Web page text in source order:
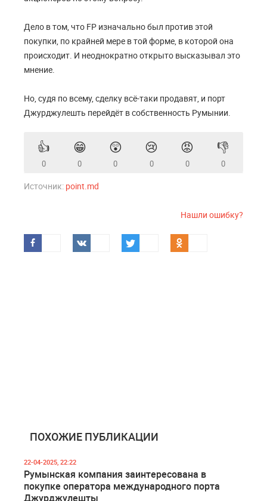
Дело в том, что FP изначально был против этой
покупки, по крайней мере в той форме, в которой она
происходит. И неоднократно открыто высказывал это
мнение.
Но, судя по всему, сделку всё-таки продавят, и порт
Джурджулешть перейдёт в собственность Румынии.
👍
0
😁
0
😲
0
😢
0
😡
0
👎
0
Источник: point.md
Нашли ошибку?
ПОХОЖИЕ ПУБЛИКАЦИИ
22-04-2025, 22:22
Румынская компания заинтересована в
покупке оператора международного порта
Джурджулешты